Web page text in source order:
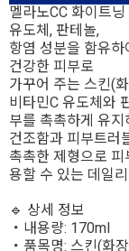
멜라노CC 화이트
유도체, 판테놀,
항염 성분을 함유
건강한 피부로
가꾸어 주는 스킨(
비타민C 유도체와
부를 촉촉하게 유지
건조함과 피부트러
촉촉한 제형으로
용할 수 있는 데일
🔹 상세 정보
・내용량: 170ml
・품목명: 스킨(화